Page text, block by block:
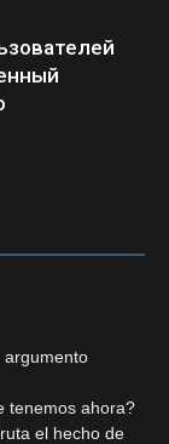
argumento
tenemos ahora?
el hecho de